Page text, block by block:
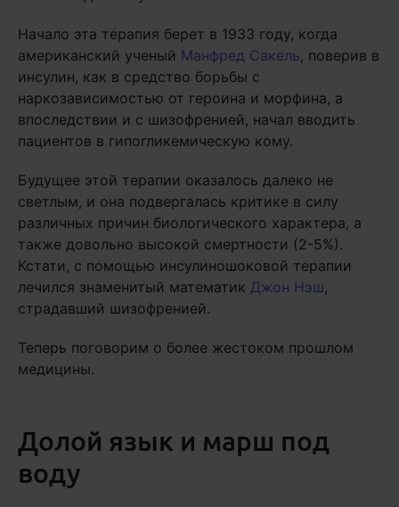
Начало эта терапия берет в 1933 году, когда
американский ученый Манфред Сакель, поверив в
инсулин, как в средство борьбы с
наркозависимостью от героина и морфина, а
впоследствии и с шизофренией, начал вводить
пациентов в гипогликемическую кому.
Будущее этой терапии оказалось далеко не
светлым, и она подвергалась критике в силу
различных причин биологического характера, а
также довольно высокой смертности (2-5%).
Кстати, с помощью инсулиношоковой терапии
лечился знаменитый математик Джон Нэш,
страдавший шизофренией.
Теперь поговорим о более жестоком прошлом
медицины.
Долой язык и марш под
воду